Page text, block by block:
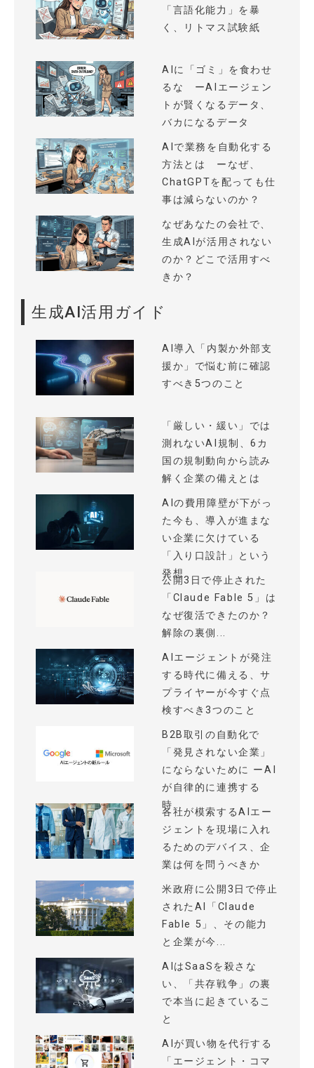
「言語化能力」を暴
く、リトマス試験紙
AIに「ゴミ」を食わせ
るな ーAIエージェン
トが賢くなるデータ、
バカになるデータ
AIで業務を自動化する
方法とは ーなぜ、
ChatGPTを配っても仕
事は減らないのか？
なぜあなたの会社で、
生成AIが活用されない
のか？どこで活用すべ
きか？
生成AI活用ガイド
AI導入「内製か外部支
援か」で悩む前に確認
すべき5つのこと
「厳しい・緩い」では
測れないAI規制、6カ
国の規制動向から読み
解く企業の備えとは
AIの費用障壁が下がっ
た今も、導入が進まな
い企業に欠けている
「入り口設計」という
発想
公開3日で停止された
「Claude Fable 5」は
なぜ復活できたのか？
解除の裏側...
AIエージェントが発注
する時代に備える、サ
プライヤーが今すぐ点
検すべき3つのこと
B2B取引の自動化で
「発見されない企業」
にならないために ーAI
が自律的に連携する
時...
各社が模索するAIエー
ジェントを現場に入れ
るためのデバイス、企
業は何を問うべきか
米政府に公開3日で停止
されたAI「Claude
Fable 5」、その能力
と企業が今...
AIはSaaSを殺さな
い、「共存戦争」の裏
で本当に起きているこ
と
AIが買い物を代行する
「エージェント・コマ